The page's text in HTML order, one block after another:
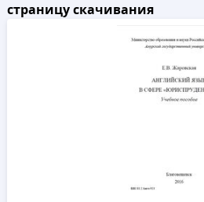
страницу скачивания